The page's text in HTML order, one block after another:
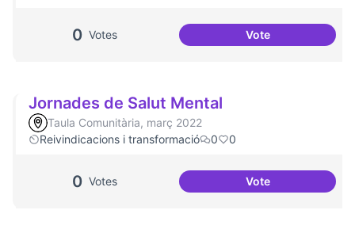
0 Votes VoteUna única Festa
Jornades de Salut Mental
Taula Comunitària, març 2022
Reivindicacions i transformació
0 0
0 Votes VoteJornades de